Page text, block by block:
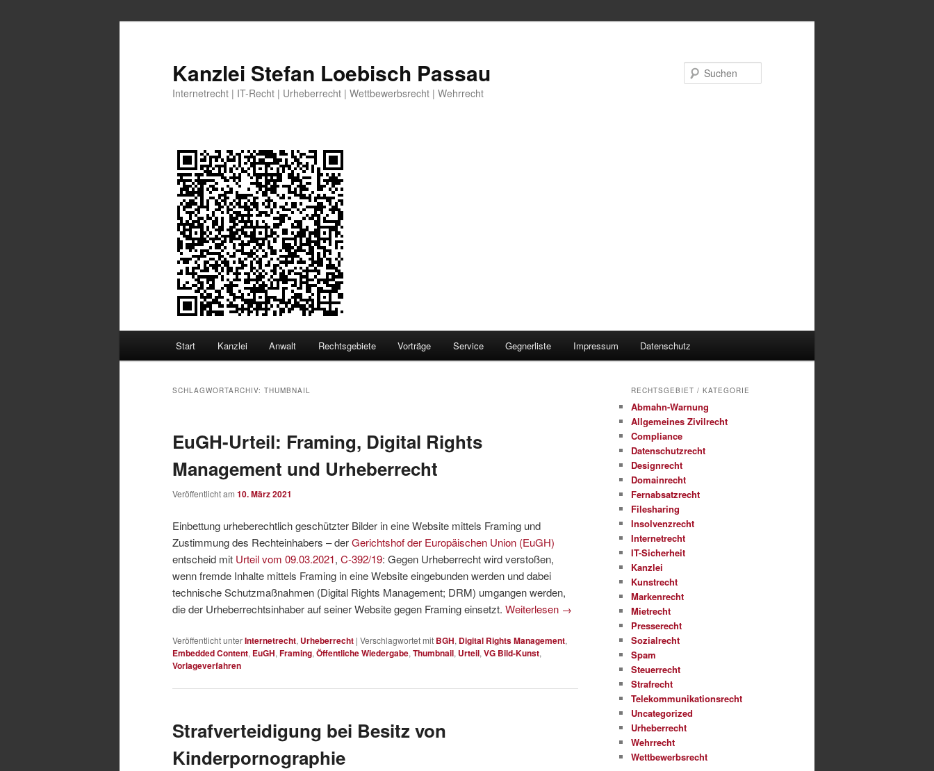
Kanzlei Stefan Loebisch Passau
Internetrecht | IT-Recht | Urheberrecht | Wettbewerbsrecht | Wehrrecht
Start Kanzlei Anwalt Rechtsgebiete Vorträge Service Gegnerliste Impressum Datenschutz
SCHLAGWORTARCHIV: THUMBNAIL
EuGH-Urteil: Framing, Digital Rights
Management und Urheberrecht
Veröffentlicht am 10. März 2021
Einbettung urheberechtlich geschützter Bilder in eine Website mittels Framing und
Zustimmung des Rechteinhabers – derGerichtshof der Europäischen Union (EuGH)
entscheid mit Urteil vom 09.03.2021, C-392/19: Gegen Urheberrecht wird verstoßen,
wenn fremde Inhalte mittels Framing in eine Website eingebunden werden und dabei
technische Schutzmaßnahmen (Digital Rights Management; DRM) umgangen werden,
die der Urheberrechtsinhaber auf seiner Website gegen Framing einsetzt. Weiterlesen →
Veröffentlicht unterInternetrecht, Urheberrecht | Verschlagwortet mit BGH, Digital Rights Management,
Embedded Content, EuGH, Framing, Öffentliche Wiedergabe, Thumbnail, Urteil, VG Bild-Kunst,
Vorlageverfahren
Strafverteidigung bei Besitz von
Kinderpornographie
RECHTSGEBIET / KATEGORIE
Abmahn-Warnung
Allgemeines Zivilrecht
Compliance
Datenschutzrecht
Designrecht
Domainrecht
Fernabsatzrecht
Filesharing
Insolvenzrecht
Internetrecht
IT-Sicherheit
Kanzlei
Kunstrecht
Markenrecht
Mietrecht
Presserecht
Sozialrecht
Spam
Steuerrecht
Strafrecht
Telekommunikationsrecht
Uncategorized
Urheberrecht
Wehrrecht
Wettbewerbsrecht